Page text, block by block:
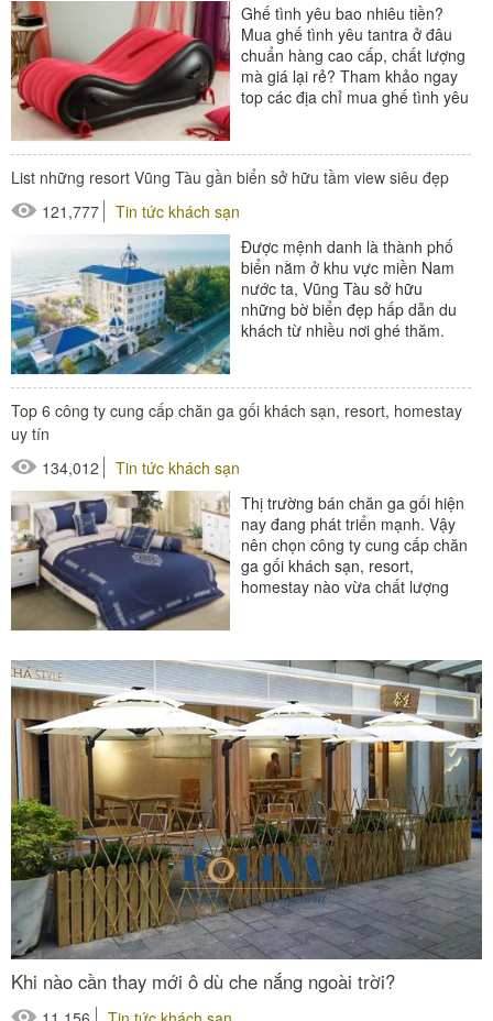
#đồ amenities khách sạn
Ghế tình yêu bao nhiêu tiền?
Mua ghế tình yêu tantra ở đâu
chuẩn hàng cao cấp, chất lượng
mà giá lại rẻ? Tham khảo ngay
top các địa chỉ mua ghế tình yêu
List những resort Vũng Tàu gần biển sở hữu tầm view siêu đẹp
121,777
Tin tức khách sạn
Được mệnh danh là thành phố
biển nằm ở khu vực miền Nam
nước ta, Vũng Tàu sở hữu
những bờ biển đẹp hấp dẫn du
khách từ nhiều nơi ghé thăm.
#đồ amenities khách sạn
#thiết bị buồng phòng
Top 6 công ty cung cấp chăn ga gối khách sạn, resort, homestay
uy tín
134,012
Tin tức khách sạn
Thị trường bán chăn ga gối hiện
nay đang phát triển mạnh. Vậy
nên chọn công ty cung cấp chăn
ga gối khách sạn, resort,
homestay nào vừa chất lượng
Khi nào cần thay mới ô dù che nắng ngoài trời?